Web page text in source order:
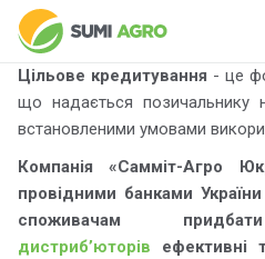
Цільове кредитування - це
що надається позичальнику
встановленими умовами
Компанія «Самміт-Агро
провідними банками
споживачам
дистриб’юторів ефективні